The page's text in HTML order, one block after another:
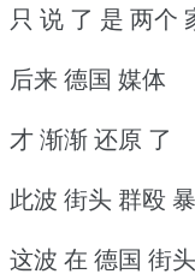
只 说 了 是 两个
后来 德国 媒体
才 渐渐 还原 了
此波 街头 群殴
这波 在 德国 街